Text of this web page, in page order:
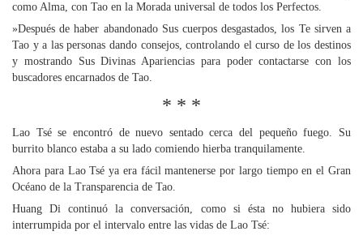
como Alma, con Tao en la Morada universal de todos los Perfectos.
»Después de haber abandonado Sus cuerpos desgastados, los Te sirven a
Tao y a las personas dando consejos, controlando el curso de los destinos
y mostrando Sus Divinas Apariencias para poder contactarse con los
buscadores encarnados de Tao.
* * *
Lao Tsé se encontró de nuevo sentado cerca del pequeño fuego. Su
burrito blanco estaba a su lado comiendo hierba tranquilamente.
Ahora para Lao Tsé ya era fácil mantenerse por largo tiempo en el Gran
Océano de la Transparencia de Tao.
Huang Di continuó la conversación, como si ésta no hubiera sido
interrumpida por el intervalo entre las vidas de Lao Tsé: